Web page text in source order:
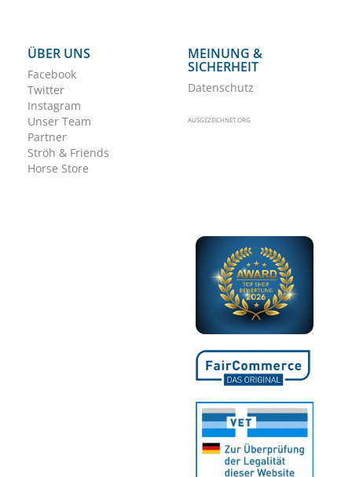
ÜBER UNS
Facebook
Twitter
Instagram
Unser Team
Partner
Ströh & Friends
Horse Store
MEINUNG &
SICHERHEIT
Datenschutz
AUSGEZEICHNET.ORG